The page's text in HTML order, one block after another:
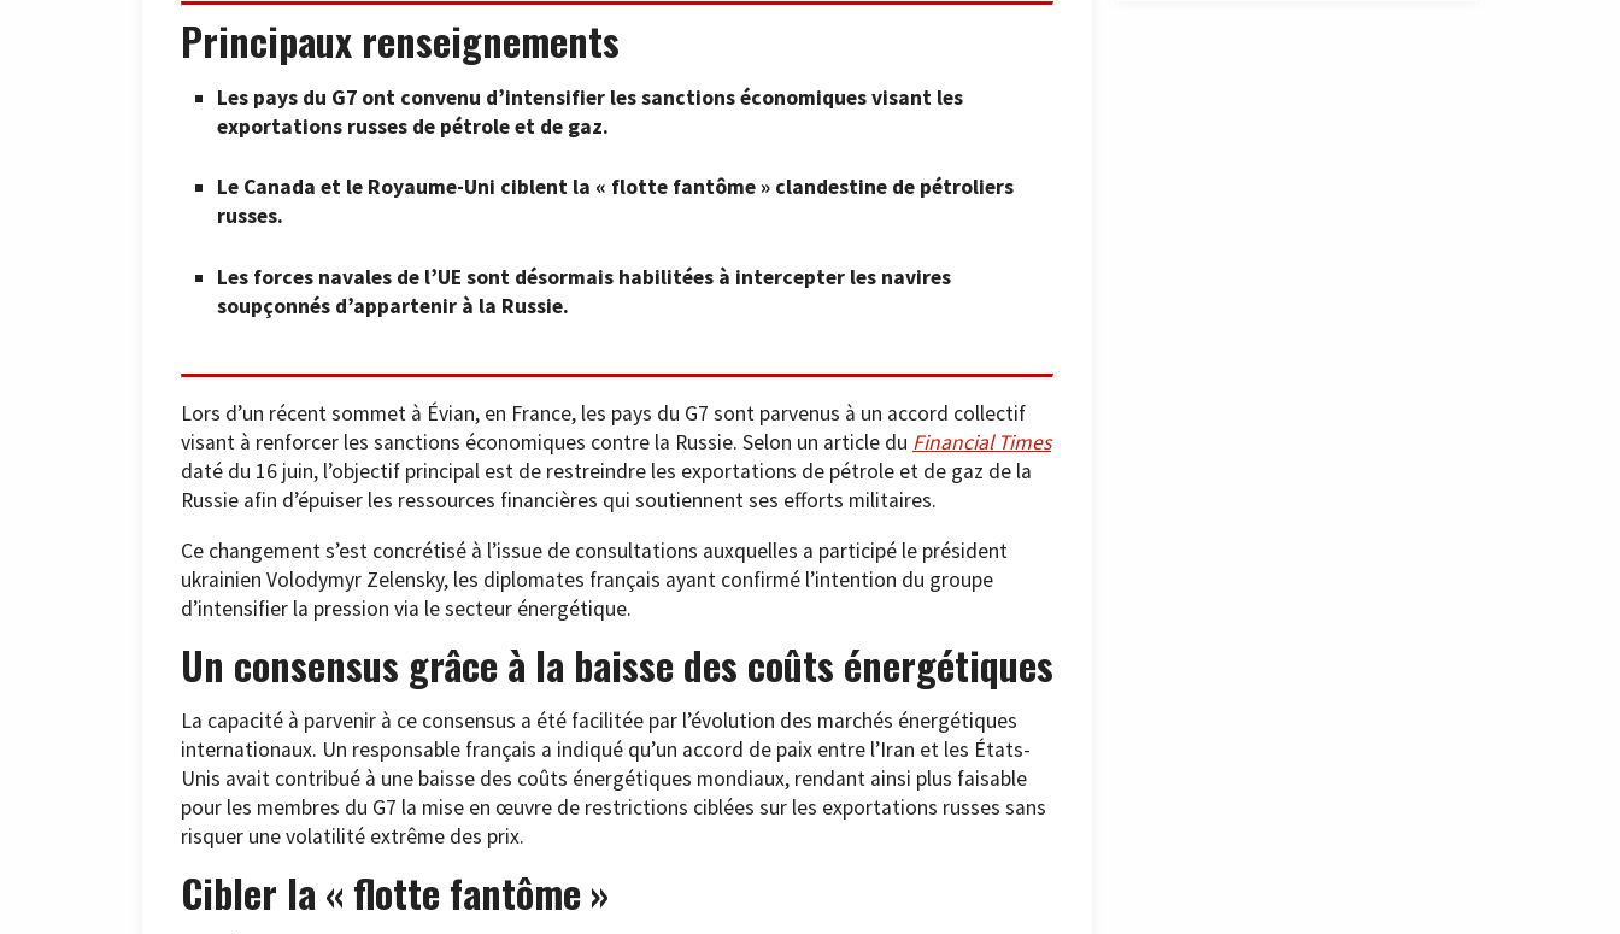
Principaux renseignements
Les pays du G7 ont convenu d’intensifier les sanctions économiques visant les
exportations russes de pétrole et de gaz.
Le Canada et le Royaume-Uni ciblent la « flotte fantôme » clandestine de pétroliers
russes.
Les forces navales de l’UE sont désormais habilitées à intercepter les navires
soupçonnés d’appartenir à la Russie.
Lors d’un récent sommet à Évian, en France, les pays du G7 sont parvenus à un accord collectif
visant à renforcer les sanctions économiques contre la Russie. Selon un article du Financial Times
daté du 16 juin, l’objectif principal est de restreindre les exportations de pétrole et de gaz de la
Russie afin d’épuiser les ressources financières qui soutiennent ses efforts militaires.
Ce changement s’est concrétisé à l’issue de consultations auxquelles a participé le président
ukrainien Volodymyr Zelensky, les diplomates français ayant confirmé l’intention du groupe
d’intensifier la pression via le secteur énergétique.
Un consensus grâce à la baisse des coûts énergétiques
La capacité à parvenir à ce consensus a été facilitée par l’évolution des marchés énergétiques
internationaux. Un responsable français a indiqué qu’un accord de paix entre l’Iran et les États-
Unis avait contribué à une baisse des coûts énergétiques mondiaux, rendant ainsi plus faisable
pour les membres du G7 la mise en œuvre de restrictions ciblées sur les exportations russes sans
risquer une volatilité extrême des prix.
Cibler la « flotte fantôme »